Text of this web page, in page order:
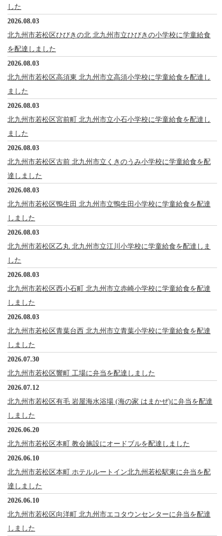
した
2026.08.03
北九州市若松区ひびきの北 北九州市立ひびきの小学校に学童給食
を配達しました
2026.08.03
北九州市若松区高須東 北九州市立高須小学校に学童給食を配達し
ました
2026.08.03
北九州市若松区宮前町 北九州市立小石小学校に学童給食を配達し
ました
2026.08.03
北九州市若松区古前 北九州市立くきのうみ小学校に学童給食を配
達しました
2026.08.03
北九州市若松区鴨生田 北九州市立鴨生田小学校に学童給食を配達
しました
2026.08.03
北九州市若松区乙丸 北九州市立江川小学校に学童給食を配達しま
した
2026.08.03
北九州市若松区西小石町 北九州市立赤崎小学校に学童給食を配達
しました
2026.08.03
北九州市若松区青葉台西 北九州市立青葉小学校に学童給食を配達
しました
2026.07.30
北九州市若松区響町 工場に弁当を配達しました
2026.07.12
北九州市若松区有毛 岩屋海水浴場 (海の家 はまかぜ)に弁当を配達
しました
2026.06.20
北九州市若松区本町 教会施設にオードブルを配達しました
2026.06.10
北九州市若松区本町 ホテルルートイン北九州若松駅東に弁当を配
達しました
2026.06.10
北九州市若松区向洋町 北九州市エコタウンセンターに弁当を配達
しました